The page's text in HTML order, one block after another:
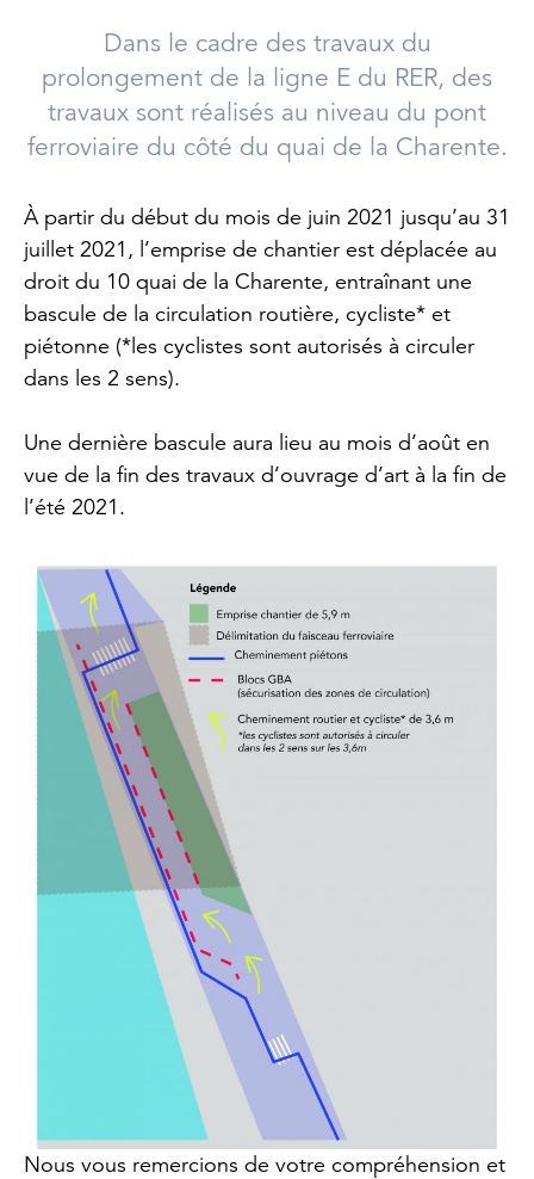
Dans le cadre des travaux du
prolongement de la ligne E du RER, des
travaux sont réalisés au niveau du pont
ferroviaire du côté du quai de la Charente.
À partir du début du mois de juin 2021 jusqu’au 31
juillet 2021, l’emprise de chantier est déplacée au
droit du 10 quai de la Charente, entraînant une
bascule de la circulation routière, cycliste* et
piétonne (*les cyclistes sont autorisés à circuler
dans les 2 sens).
Une dernière bascule aura lieu au mois d’août en
vue de la fin des travaux d’ouvrage d’art à la fin de
l’été 2021.
Nous vous remercions de votre compréhension et